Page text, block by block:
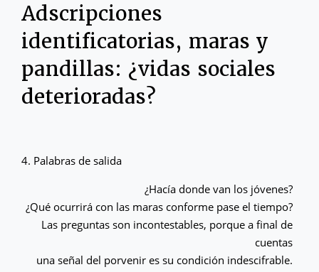
Adscripciones
identificatorias, maras y
pandillas: ¿vidas sociales
deterioradas?
4. Palabras de salida
¿Hacía donde van los jóvenes?
¿Qué ocurrirá con las maras conforme pase el tiempo?
Las preguntas son incontestables, porque a final de
cuentas
una señal del porvenir es su condición indescifrable.